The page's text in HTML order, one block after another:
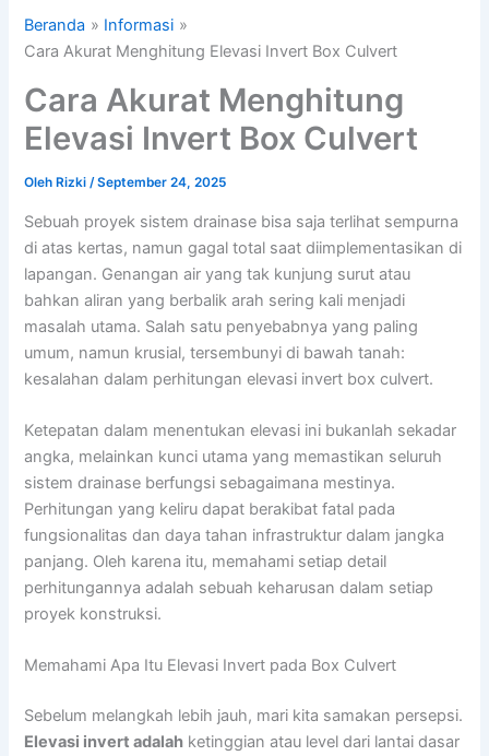
Beranda
Informasi
Cara Akurat Menghitung Elevasi Invert Box Culvert
Cara Akurat Menghitung
Elevasi Invert Box Culvert
Oleh Rizki/September 24, 2025
Sebuah proyek sistem drainase bisa saja terlihat sempurna
di atas kertas, namun gagal total saat diimplementasikan di
lapangan. Genangan air yang tak kunjung surut atau
bahkan aliran yang berbalik arah sering kali menjadi
masalah utama. Salah satu penyebabnya yang paling
umum, namun krusial, tersembunyi di bawah tanah:
kesalahan dalam perhitungan elevasi invert box culvert.
Ketepatan dalam menentukan elevasi ini bukanlah sekadar
angka, melainkan kunci utama yang memastikan seluruh
sistem drainase berfungsi sebagaimana mestinya.
Perhitungan yang keliru dapat berakibat fatal pada
fungsionalitas dan daya tahan infrastruktur dalam jangka
panjang. Oleh karena itu, memahami setiap detail
perhitungannya adalah sebuah keharusan dalam setiap
proyek konstruksi.
Memahami Apa Itu Elevasi Invert pada Box Culvert
Sebelum melangkah lebih jauh, mari kita samakan persepsi.
Elevasi invert adalah ketinggian atau level dari lantai dasar